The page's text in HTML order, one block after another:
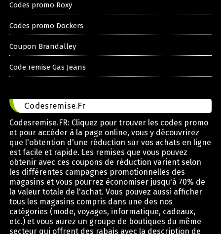
Codes promo Roxy
Codes promo Dockers
Coupon Brandalley
Code remise Gas Jeans
Codesremise.Fr
Codesremise.FR: Cliquez pour trouver les codes promo
et pour accéder à la page online, vous y découvrirez
que l'obtention d'une réduction sur vos achats en ligne
est facile et rapide. Les remises que vous pouvez
obtenir avec ces coupons de réduction varient selon
les différentes campagnes promotionnelles des
magasins et vous pourrez économiser jusqu'à 70% de
la valeur totale de l'achat. Vous pouvez aussi afficher
tous les magasins compris dans une des nos
catégories (mode, voyages, informatique, cadeaux,
etc.) et vous aurez un groupe de boutiques du même
secteur qui offrent des rabais avec la description de